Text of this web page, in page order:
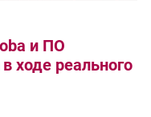
и ПО
ходе реального